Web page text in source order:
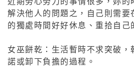
解決他人的問題之，自己則需要
的獨處時間好好休息、重拾自己
女巫餅乾：生活暫時不求突破，
諾或卸下負擔的過程。